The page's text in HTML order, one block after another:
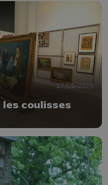
27/05/2026
les coulisses